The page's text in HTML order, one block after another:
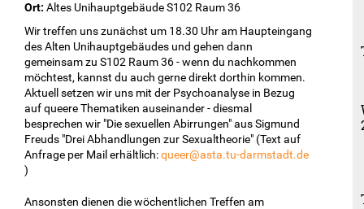
Ort: Altes Unihauptgebäude S102 Raum 36
Wir treffen uns zunächst um 18.30 Uhr am Haupteingang
des Alten Unihauptgebäudes und gehen dann
gemeinsam zu S102 Raum 36 - wenn du nachkommen
möchtest, kannst du auch gerne direkt dorthin kommen.
Aktuell setzen wir uns mit der Psychoanalyse in Bezug
auf queere Thematiken auseinander - diesmal
besprechen wir "Die sexuellen Abirrungen" aus Sigmund
Freuds "Drei Abhandlungen zur Sexualtheorie" (Text auf
Anfrage per Mail erhältlich:queer@asta.tu-darmstadt.de
)
Ansonsten dienen die wöchentlichen Treffen am